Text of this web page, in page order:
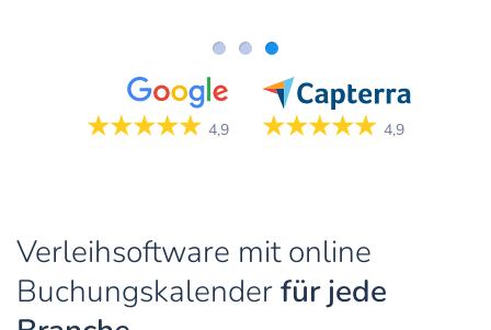
★★★★★ 4,9 ★★★★★ 4,9
Verleihsoftware mit online
Buchungskalenderfür jede